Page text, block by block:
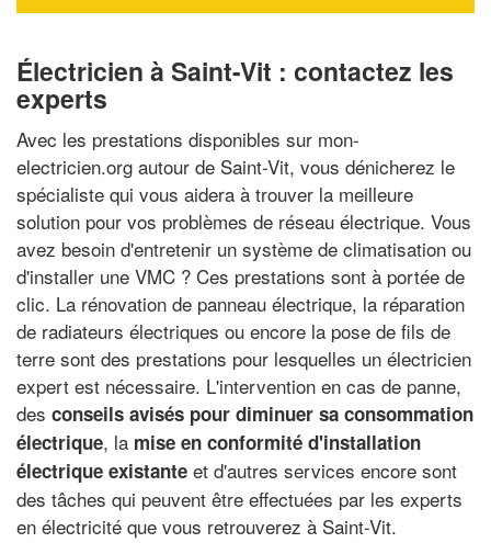
Électricien à Saint-Vit : contactez les
experts
Avec les prestations disponibles sur mon-
electricien.org autour de Saint-Vit, vous dénicherez le
spécialiste qui vous aidera à trouver la meilleure
solution pour vos problèmes de réseau électrique. Vous
avez besoin d'entretenir un système de climatisation ou
d'installer une VMC ? Ces prestations sont à portée de
clic. La rénovation de panneau électrique, la réparation
de radiateurs électriques ou encore la pose de fils de
terre sont des prestations pour lesquelles un électricien
expert est nécessaire. L'intervention en cas de panne,
des conseils avisés pour diminuer sa consommation
électrique, la mise en conformité d'installation
électrique existante et d'autres services encore sont
des tâches qui peuvent être effectuées par les experts
en électricité que vous retrouverez à Saint-Vit.